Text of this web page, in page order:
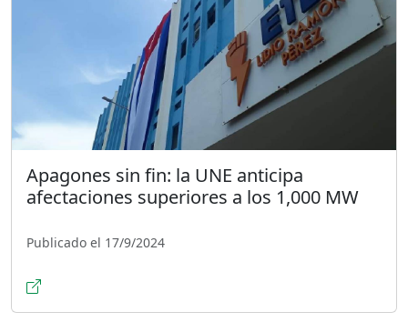
Apagones sin fin: la UNE anticipa
afectaciones superiores a los 1,000 MW
Publicado el 17/9/2024